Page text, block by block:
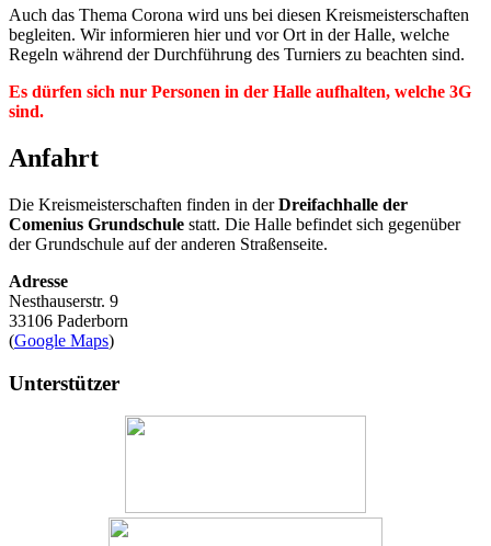
Auch das Thema Corona wird uns bei diesen Kreismeisterschaften
begleiten. Wir informieren hier und vor Ort in der Halle, welche
Regeln während der Durchführung des Turniers zu beachten sind.
Es dürfen sich nur Personen in der Halle aufhalten, welche 3G
sind.
Anfahrt
Die Kreismeisterschaften finden in derDreifachhalle der
Comenius Grundschule statt. Die Halle befindet sich gegenüber
der Grundschule auf der anderen Straßenseite.
Adresse
Nesthauserstr. 9
33106 Paderborn
(Google Maps)
Unterstützer